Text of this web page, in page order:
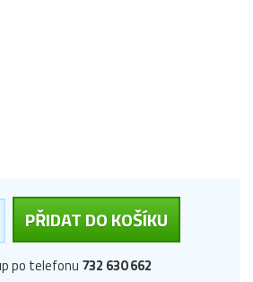
PŘIDAT DO KOŠÍKU
po telefonu 732 630 662